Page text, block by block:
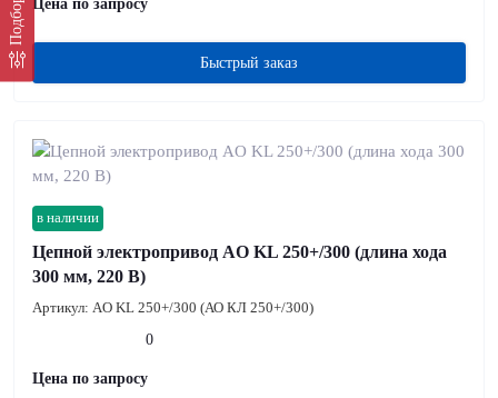
Цена по запросу
Быстрый заказ
в наличии
Цепной электропривод AO KL 250+/300 (длина хода
300 мм, 220 В)
Артикул: AO KL 250+/300 (АО КЛ 250+/300)
0
Цена по запросу